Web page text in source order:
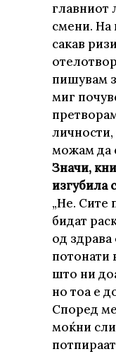
главниот
смени. На
сакав
пишувам
миг
личности,
можам да
Значи,
изгубила
„Не. Сите
бидат
од
потонати
што ни
но тоа е
Според
моќни